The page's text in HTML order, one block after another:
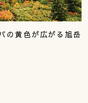
の黄色が広がる旭岳